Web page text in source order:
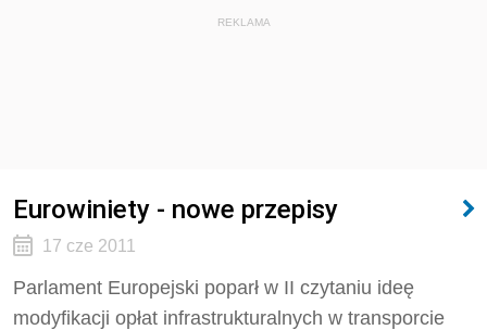
REKLAMA
Eurowiniety - nowe przepisy
17 cze 2011
Parlament Europejski poparł w II czytaniu ideę
modyfikacji opłat infrastrukturalnych w transporcie